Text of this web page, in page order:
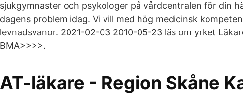
sjukgymnaster och psykologer på vårdcentralen för din
dagens problem idag. Vi vill med hög medicinsk
levnadsvanor. 2021-02-03 2010-05-23 läs om yrket
BMA>>>>.
AT-läkare - Region Skåne